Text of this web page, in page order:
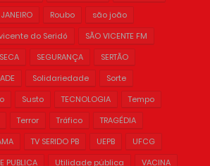
Roubo
são joão
do Seridó
SÃO VICENTE FM
SECA SEGURANÇA
SERTÃO
Solidariedade
Sorte
Susto TECNOLOGIA
Tempo
Terror Tráfico
TRAGÉDIA
TV SERIDO PB UEPB
UFCG
PUBLICA Utilidade pública VACINA